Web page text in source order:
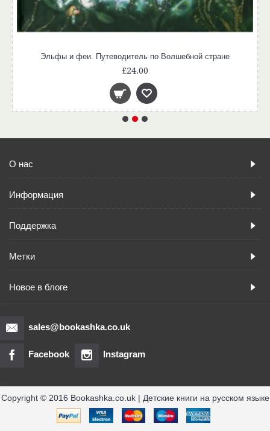
Эльфы и феи. Путеводитель по Волшебной стране
£24.00
О нас
Информация
Поддержка
Метки
Новое в блоге
sales@bookashka.co.uk
Facebook Instagram
Copyright © 2016 Bookashka.co.uk | Детские книги на русском языке